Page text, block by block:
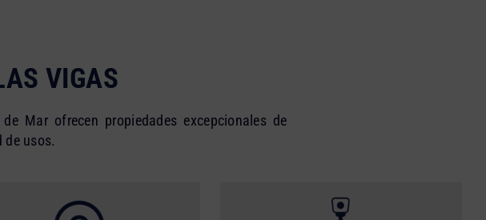
VIGAS
Mar ofrecen propiedades excepcionales de
usos.